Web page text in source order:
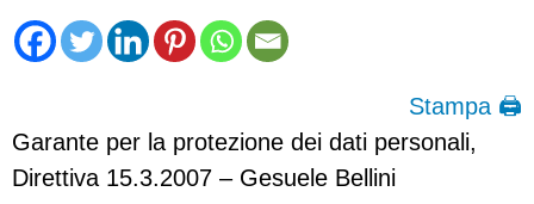
Stampa 🖨
Garante per la protezione dei dati personali,
Direttiva 15.3.2007 – Gesuele Bellini